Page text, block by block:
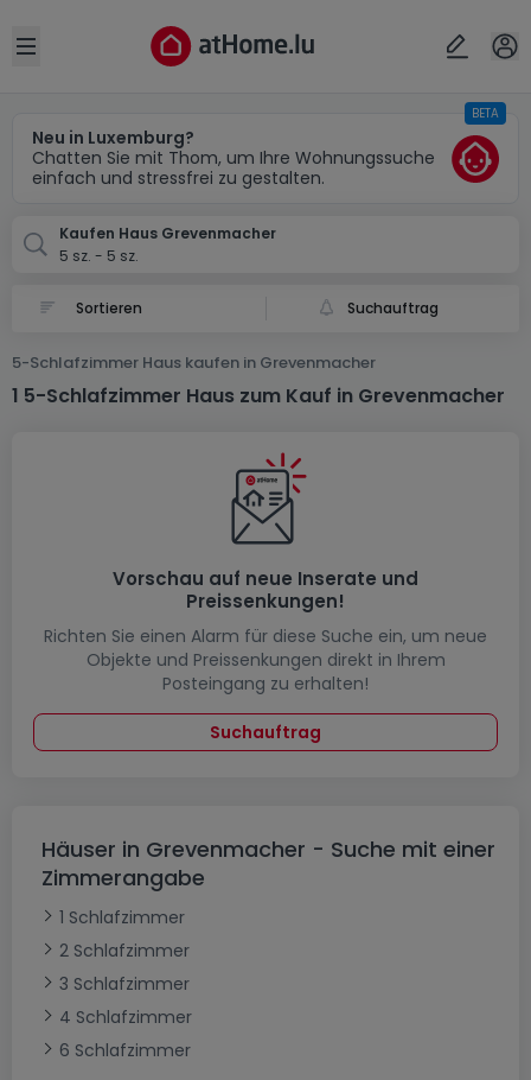
Open sidebar
Neu in Luxemburg?
Chatten Sie mit Thom, um Ihre Wohnungssuche
einfach und stressfrei zu gestalten.
BETA
Kaufen Haus Grevenmacher
5 sz. - 5 sz.
Suchauftrag
5-Schlafzimmer Haus kaufen in Grevenmacher
1 5-Schlafzimmer Haus zum Kauf in Grevenmacher
Vorschau auf neue Inserate und
Preissenkungen!
Richten Sie einen Alarm für diese Suche ein, um neue
Objekte und Preissenkungen direkt in Ihrem
Posteingang zu erhalten!
Suchauftrag
Häuser in Grevenmacher - Suche mit einer
Zimmerangabe
1 Schlafzimmer
2 Schlafzimmer
3 Schlafzimmer
4 Schlafzimmer
6 Schlafzimmer
Ort
Abbrechen ok